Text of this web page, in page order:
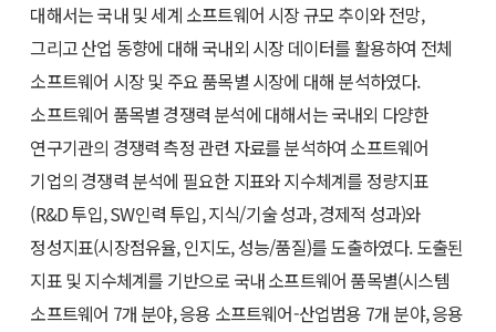
대해서는 국내 및 세계 소프트웨어 시장 규모 추이와 전망,
그리고 산업 동향에 대해 국내외 시장 데이터를 활용하여 전체
소프트웨어 시장 및 주요 품목별 시장에 대해 분석하였다.
소프트웨어 품목별 경쟁력 분석에 대해서는 국내외 다양한
연구기관의 경쟁력 측정 관련 자료를 분석하여 소프트웨어
기업의 경쟁력 분석에 필요한 지표와 지수체계를 정량지표
(R&D 투입, SW인력 투입, 지식/기술 성과, 경제적 성과)와
정성지표(시장점유율, 인지도, 성능/품질)를 도출하였다. 도출된
지표 및 지수체계를 기반으로 국내 소프트웨어 품목별(시스템
소프트웨어 7개 분야, 응용 소프트웨어-산업범용 7개 분야, 응용